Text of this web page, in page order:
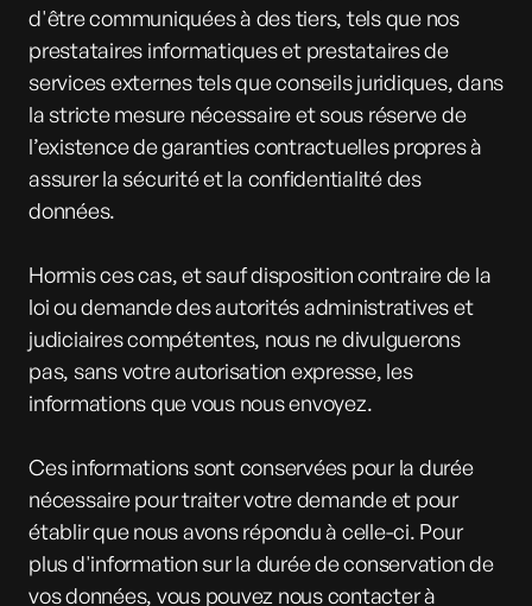
d'être communiquées à des tiers, tels que nos
prestataires informatiques et prestataires de
services externes tels que conseils juridiques, dans
la stricte mesure nécessaire et sous réserve de
l’existence de garanties contractuelles propres à
assurer la sécurité et la confidentialité des
données.
Hormis ces cas, et sauf disposition contraire de la
loi ou demande des autorités administratives et
judiciaires compétentes, nous ne divulguerons
pas, sans votre autorisation expresse, les
informations que vous nous envoyez.
Ces informations sont conservées pour la durée
nécessaire pour traiter votre demande et pour
établir que nous avons répondu à celle-ci. Pour
plus d'information sur la durée de conservation de
vos données, vous pouvez nous contacter à